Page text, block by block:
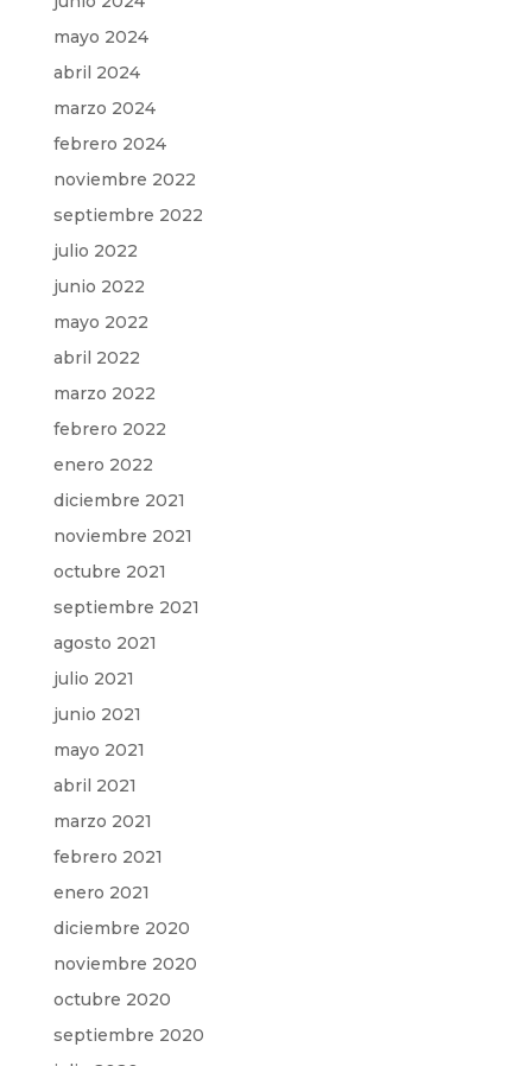
mayo 2024
abril 2024
marzo 2024
febrero 2024
noviembre 2022
septiembre 2022
julio 2022
junio 2022
mayo 2022
abril 2022
marzo 2022
febrero 2022
enero 2022
diciembre 2021
noviembre 2021
octubre 2021
septiembre 2021
agosto 2021
julio 2021
junio 2021
mayo 2021
abril 2021
marzo 2021
febrero 2021
enero 2021
diciembre 2020
noviembre 2020
octubre 2020
septiembre 2020